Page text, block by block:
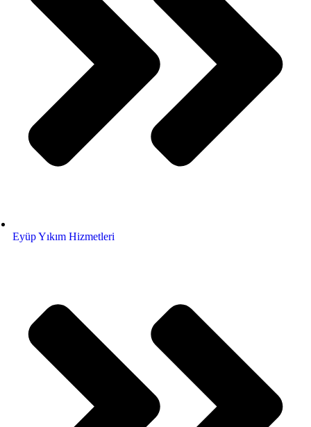
Eyüp Yıkım Hizmetleri